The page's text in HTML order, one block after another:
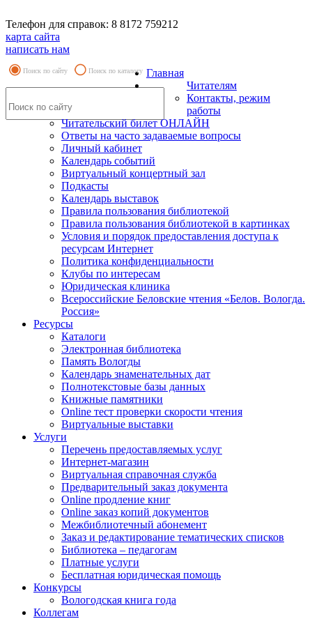
Телефон для справок: 8 8172 759212
карта сайта
написать нам
Поиск по сайту Поиск по каталогу Главная
Читателям
Контакты, режим
работы
Читательский билет ОНЛАЙН
Ответы на часто задаваемые вопросы
Личный кабинет
Календарь событий
Виртуальный концертный зал
Подкасты
Календарь выставок
Правила пользования библиотекой
Правила пользования библиотекой в картинках
Условия и порядок предоставления доступа к
ресурсам Интернет
Политика конфиденциальности
Клубы по интересам
Юридическая клиника
Всероссийские Беловские чтения «Белов. Вологда.
Россия»
Ресурсы
Каталоги
Электронная библиотека
Память Вологды
Календарь знаменательных дат
Полнотекстовые базы данных
Книжные памятники
Online тест проверки скорости чтения
Виртуальные выставки
Услуги
Перечень предоставляемых услуг
Интернет-магазин
Виртуальная справочная служба
Предварительный заказ документа
Online продление книг
Online заказ копий документов
Межбиблиотечный абонемент
Заказ и редактирование тематических списков
Библиотека – педагогам
Платные услуги
Бесплатная юридическая помощь
Конкурсы
Вологодская книга года
Коллегам